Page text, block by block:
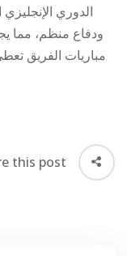
الدوري
ودفاع منظم، مما
مباريات الفريق
this post